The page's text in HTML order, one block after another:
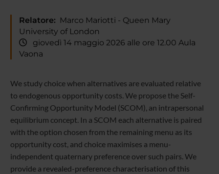
Relatore: Marco Mariotti - Queen Mary
University of London
giovedì 14 maggio 2026 alle ore 12.00 Aula
Vaona
We study choice when alternatives are evaluated relative
to endogenous opportunity costs. We propose the Self-
Confirming Opportunity Model (SCOM), an intrapersonal
equilibrium concept. In a SCOM each alternative is paired
with the option chosen from the remaining menu as its
opportunity cost, and choice maximises a menu-
independent quaternary preference over such pairs. We
provide a revealed-preference characterisation of this